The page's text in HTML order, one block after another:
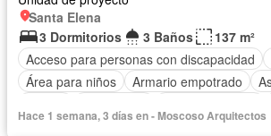
Santa Elena
3 Dormitorios
3 Baños
137 m²
Acceso para personas con discapacidad
Área para niños
Armario empotrado
Gimnasio
Garita de guardianía Internet
Hace 1 semana, 3 días en - Moscoso Arquitectos